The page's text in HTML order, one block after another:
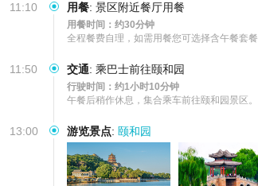
11:10 用餐: 景区附近餐厅用餐
用餐时间：约30分钟
全程餐费自理，如需用餐您可选择含午餐套餐
11:50 交通: 乘巴士前往颐和园
行驶时间：约1小时10分钟
午餐后稍作休息，集合乘车前往颐和园景区。
13:00 游览景点: 颐和园